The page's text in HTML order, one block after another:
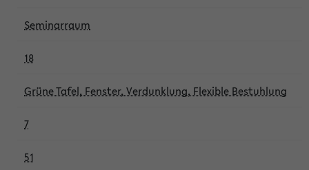
Seminarraum
18
Grüne Tafel, Fenster, Verdunklung, Flexible Bestuhlung
7
51